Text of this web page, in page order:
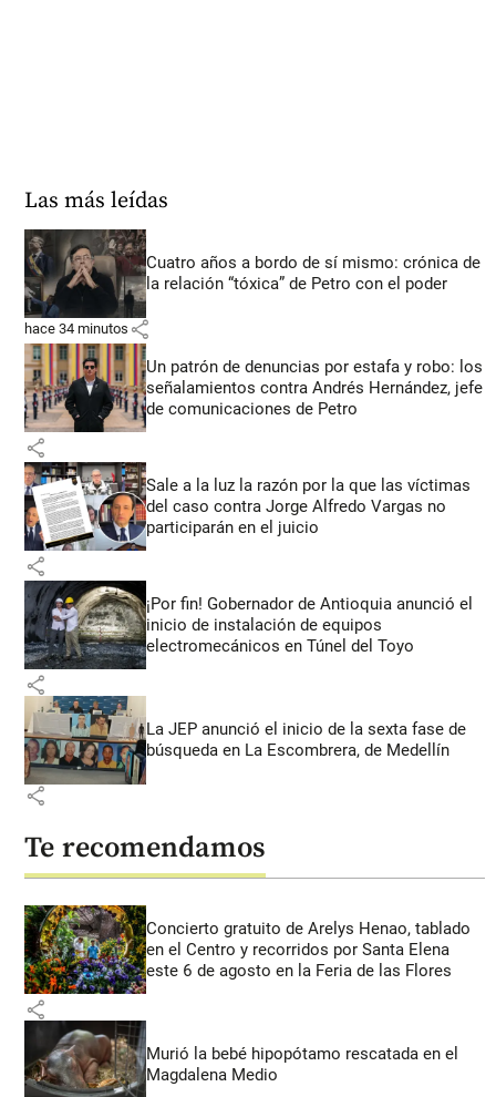
Las más leídas
Cuatro años a bordo de sí mismo: crónica de
la relación “tóxica” de Petro con el poder
hace 34 minutos share
Un patrón de denuncias por estafa y robo: los
señalamientos contra Andrés Hernández, jefe
de comunicaciones de Petro
share
Sale a la luz la razón por la que las víctimas
del caso contra Jorge Alfredo Vargas no
participarán en el juicio
share
¡Por fin! Gobernador de Antioquia anunció el
inicio de instalación de equipos
electromecánicos en Túnel del Toyo
share
La JEP anunció el inicio de la sexta fase de
búsqueda en La Escombrera, de Medellín
share
Te recomendamos
Concierto gratuito de Arelys Henao, tablado
en el Centro y recorridos por Santa Elena
este 6 de agosto en la Feria de las Flores
share
Murió la bebé hipopótamo rescatada en el
Magdalena Medio